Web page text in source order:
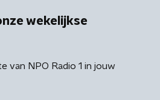
wekelijkse
van NPO Radio 1 in jouw